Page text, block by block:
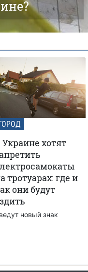
Украине хотят
тротуарах: где и
они будут
новый знак